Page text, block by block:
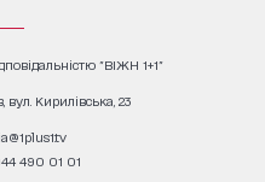
"ВІЖН 1+1"
Кирилівська, 23
490 01 01